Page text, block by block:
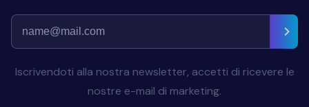
Iscrivendoti alla nostra newsletter, accetti di ricevere le
nostre e-mail di marketing.